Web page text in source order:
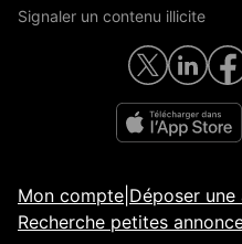
Signaler un contenu illicite
Mon compte Déposer une
Recherche petites